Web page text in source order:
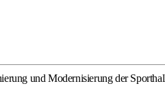
und Modernisierung der